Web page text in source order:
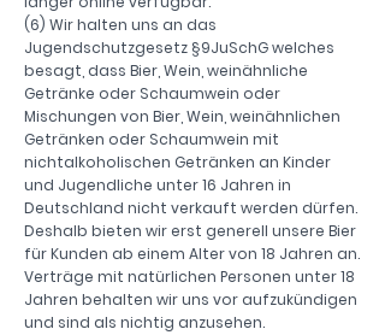
(6) Wir halten uns an das
Jugendschutzgesetz §9JuSchG welches
besagt, dass Bier, Wein, weinähnliche
Getränke oder Schaumwein oder
Mischungen von Bier, Wein, weinähnlichen
Getränken oder Schaumwein mit
nichtalkoholischen Getränken an Kinder
und Jugendliche unter 16 Jahren in
Deutschland nicht verkauft werden dürfen.
Deshalb bieten wir erst generell unsere Bier
für Kunden ab einem Alter von 18 Jahren an.
Verträge mit natürlichen Personen unter 18
Jahren behalten wir uns vor aufzukündigen
und sind als nichtig anzusehen.